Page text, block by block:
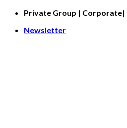
Skip
content
Private Group |
Newsletter